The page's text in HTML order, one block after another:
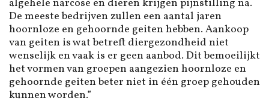
algehele narcose en dieren krijgen pijnstilling na.
De meeste bedrijven zullen een aantal jaren
hoornloze en gehoornde geiten hebben. Aankoop
van geiten is wat betreft diergezondheid niet
wenselijk en vaak is er geen aanbod. Dit bemoeilijkt
het vormen van groepen aangezien hoornloze en
gehoornde geiten beter niet in één groep gehouden
kunnen worden.”